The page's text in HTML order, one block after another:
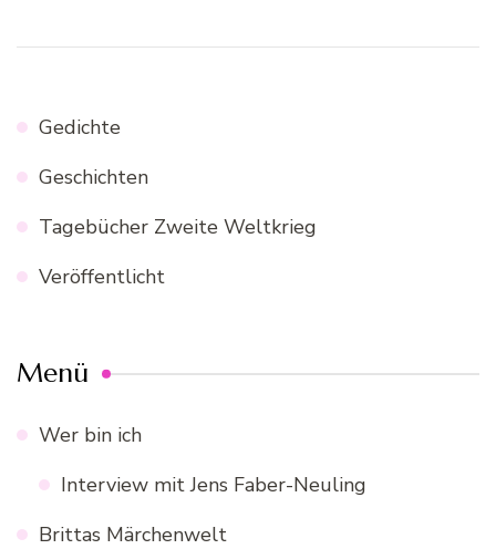
Gedichte
Geschichten
Tagebücher Zweite Weltkrieg
Veröffentlicht
Menü
Wer bin ich
Interview mit Jens Faber-Neuling
Brittas Märchenwelt